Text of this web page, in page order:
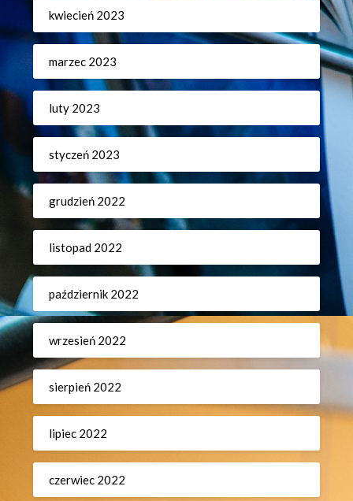
kwiecień 2023
marzec 2023
luty 2023
styczeń 2023
grudzień 2022
listopad 2022
październik 2022
wrzesień 2022
sierpień 2022
lipiec 2022
czerwiec 2022